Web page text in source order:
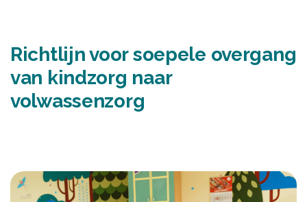
Richtlijn voor soepele overgang
van kindzorg naar
volwassenzorg